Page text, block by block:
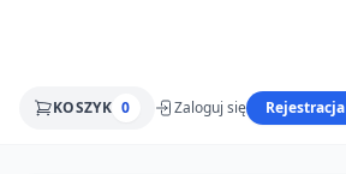
KOSZYK 0 Zaloguj się Rejestracja